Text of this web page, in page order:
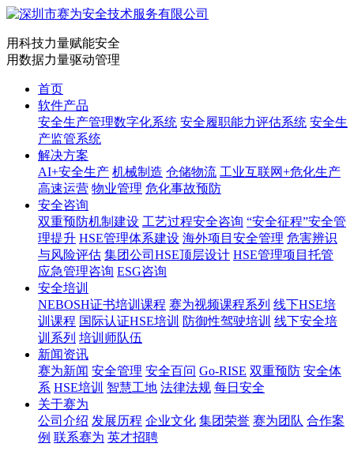
用科技力量赋能安全
用数据力量驱动管理
首页
软件产品
安全生产管理数字化系统 安全履职能力评估系统 安全生
产监管系统
解决方案
AI+安全生产 机械制造 仓储物流 工业互联网+危化生产
高速运营 物业管理 危化事故预防
安全咨询
双重预防机制建设 工艺过程安全咨询 “安全征程”安全管
理提升 HSE管理体系建设 海外项目安全管理 危害辨识
与风险评估 集团公司HSE顶层设计 HSE管理项目托管
应急管理咨询 ESG咨询
安全培训
NEBOSH证书培训课程 赛为视频课程系列 线下HSE培
训课程 国际认证HSE培训 防御性驾驶培训 线下安全培
训系列 培训师队伍
新闻资讯
赛为新闻 安全管理 安全百问 Go-RISE 双重预防 安全体
系 HSE培训 智慧工地 法律法规 每日安全
关于赛为
公司介绍 发展历程 企业文化 集团荣誉 赛为团队 合作案
例 联系赛为 英才招聘